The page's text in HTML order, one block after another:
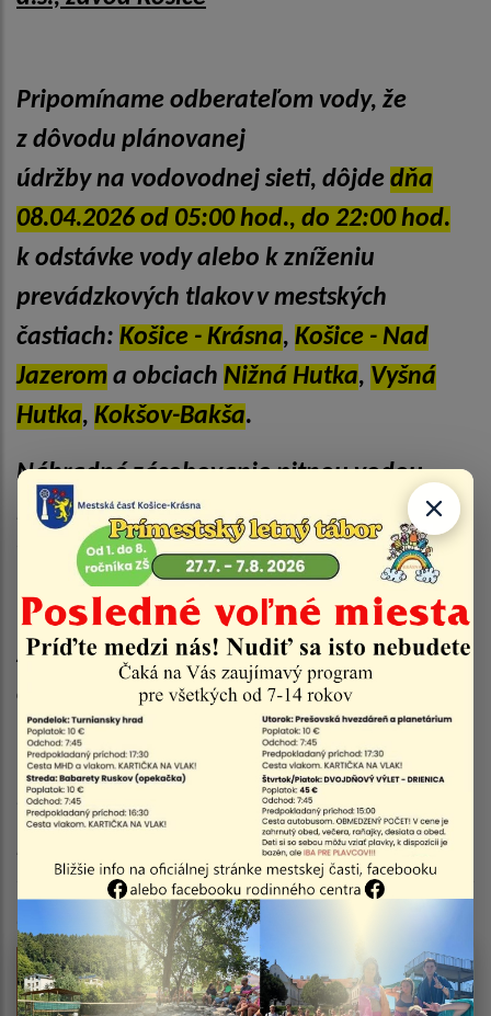
Pripomíname odberateľom vody, že
z dôvodu plánovanej
údržby na vodovodnej sieti, dôjde dňa
08.04.2026 od 05:00 hod., do 22:00 hod.
k odstávke vody alebo k zníženiu
prevádzkových tlakovv mestských
častiach: Košice - Krásna, Košice - Nad
Jazerom a obciach Nižná Hutka, Vyšná
Hutka, Kokšov-Bakša.
Náhradné zásobovanie pitnou vodou
bude zabezpečené cisternovými
vozidlami.
Za spôsobené komplikácie sa
ospravedlňujeme.
Ďakujeme za Vaše pochopenie.
Dispečing VVS a.s., Závod Košice, tel.č. :055/ 7952 420
Zoznam aktualít: